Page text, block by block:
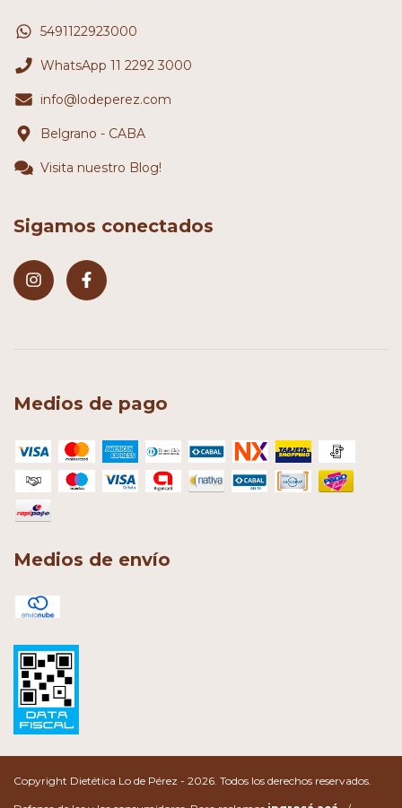
5491122923000
WhatsApp 11 2292 3000
info@lodeperez.com
Belgrano - CABA
Visita nuestro Blog!
Sigamos conectados
Medios de pago
Medios de envío
Copyright Dietética Lo de Pérez - 2026. Todos los derechos reservados.